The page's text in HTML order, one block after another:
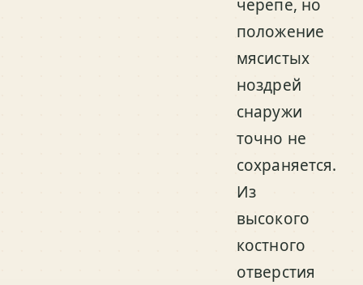
черепе, но
положение
мясистых
ноздрей
снаружи
точно не
сохраняется.
Из
высокого
костного
отверстия